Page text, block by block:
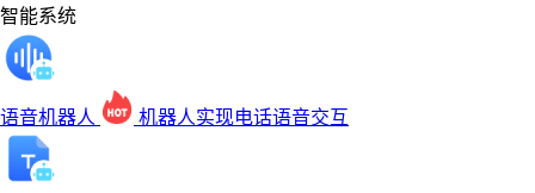
智能系统
语音机器人 机器人实现电话语音交互